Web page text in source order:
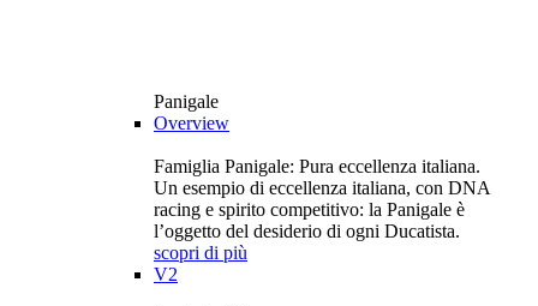
Panigale
Overview
Famiglia Panigale: Pura eccellenza italiana.
Un esempio di eccellenza italiana, con DNA
racing e spirito competitivo: la Panigale è
l’oggetto del desiderio di ogni Ducatista.
scopri di più
V2